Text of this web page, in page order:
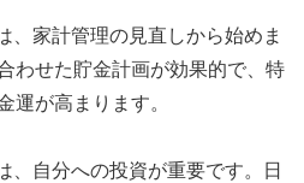
、家計管理の見直しから始めま
わせた貯金計画が効果的で、特
運が高まります。
、自分への投資が重要です。日